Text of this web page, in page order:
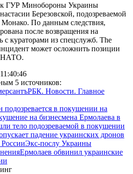
ГУР Минобороны Украины
Березовской, подозреваемой
Монако. По данным следствия,
после возвращения на
с кураторами из спецслужб. The
может осложнить позиции
НАТО.
5 источников:
РБК. Новости. Главное
подозревается в покушении на
на бизнесмена Ермолаева в
тело подозреваемой в покушении
падение украинских дронов
Экс-послу Украины
Ермолаев обвинил украинские